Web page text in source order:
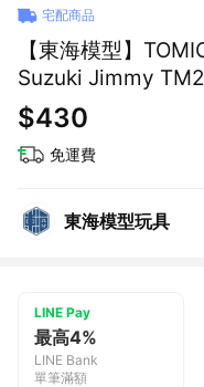
宅配商品
【東海模型】
Suzuki Jimmy
$430
免運費
東海模型玩具
LINE Pay
最高4%
LINE Bank
單筆滿額